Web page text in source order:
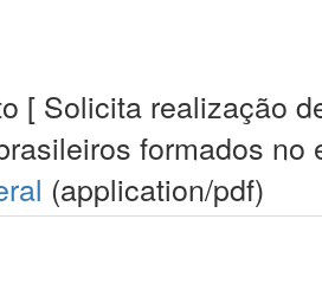
[ Solicita realização
formados
(application/pdf)